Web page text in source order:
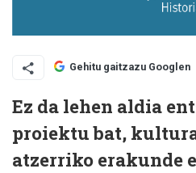
Gehitu gaitzazu Googlen
Ez da lehen aldia
proiektu bat,
atzerriko erakunde